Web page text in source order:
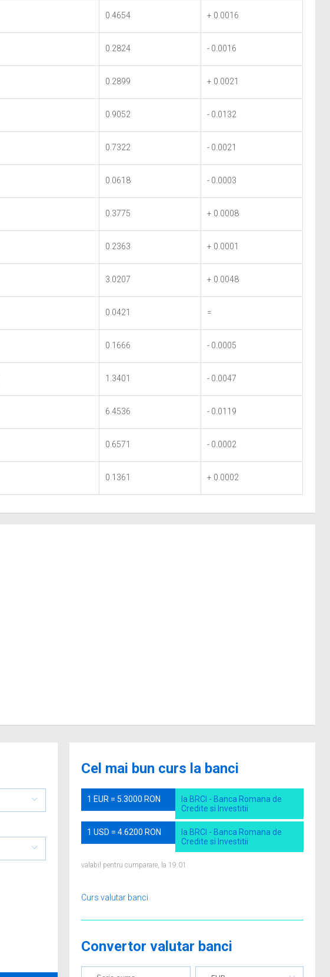
0.4654 + 0.0016
0.2824 - 0.0016
0.2899 + 0.0021
0.9052 - 0.0132
0.7322 - 0.0021
0.0618 - 0.0003
0.3775 + 0.0008
0.2363 + 0.0001
3.0207 + 0.0048
0.0421 =
0.1666 - 0.0005
1.3401 - 0.0047
6.4536 - 0.0119
0.6571 - 0.0002
0.1361 + 0.0002
Cel mai bun curs la banci
1 EUR = 5.3000 RON
la BRCI - Banca Romana de
Credite si Investitii
1 USD = 4.6200 RON
la BRCI - Banca Romana de
Credite si Investitii
valabil pentru cumparare, la 19.01
Curs valutar banci
Convertor valutar banci